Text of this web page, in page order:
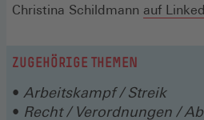
Fenster)
in
Christina Schildmann auf
ZUGEHÖRIGE THEMEN
Arbeitskampf / Streik
Recht / Verordnungen /